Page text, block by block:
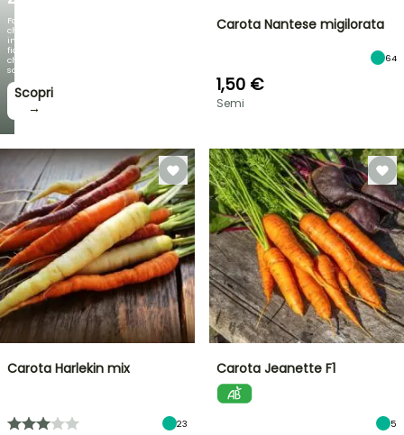
Fogliami
che
incantano,
fioriture
che
sorprendono!
Scopri
→
Carota Nantese migilorata
64
1,50 €
Semi
Carota Harlekin mix
23
Carota Jeanette F1
5